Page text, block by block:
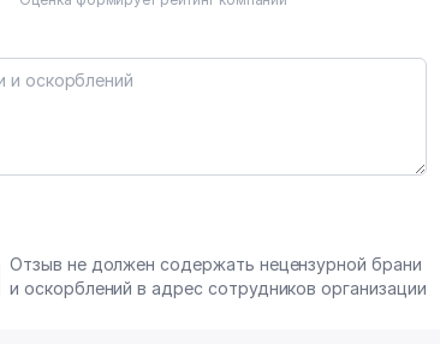
Отзыв не должен содержать нецензурной брани
и оскорблений в адрес сотрудников организации